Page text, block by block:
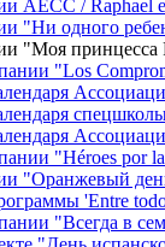
AECC / Raphael
"Ни одного
"Моя принцесса
"Los
"Héroes por
"Оранжевый
'Entre
"Всегда в